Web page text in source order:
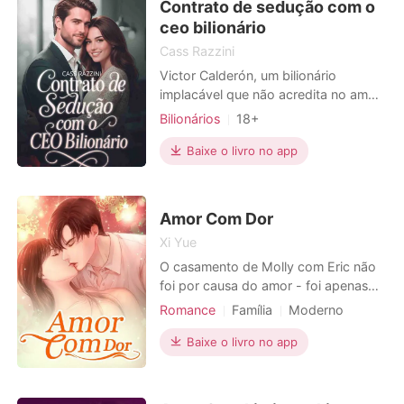
evento de mudança de
Contrato de sedução com o
ceo bilionário
Cass Razzini
Victor Calderón, um bilionário
implacável que não acredita no amor,
está à beira de fechar o maior
isso, precisa de algo que nunca
desejou: um casamento. Quando
ideal para um contrato de casament
Bilionários
18+
Casamento arranjado
Amor forçado
CEO
Arrogante / Dominante
Local de trabalho
Baixe o livro no app
Amor Com Dor
Xi Yue
O casamento de Molly com Eric não
foi por causa do amor - foi apenas
um acordo. Tudo era devido à sua
Ele nunca se importou com ela até
descobriu que ela estava seduzindo
Romance Família
Moderno
Fraternidade
Casal
Encantadora
Charmoso
Baixe o livro no app